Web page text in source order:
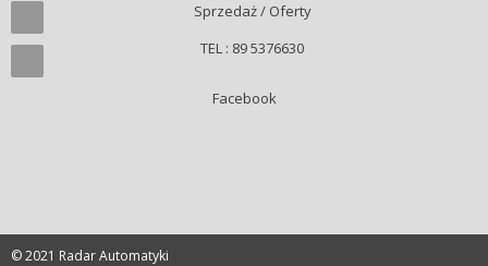
Sprzedaż / Oferty
TEL : 89 5376630
Facebook
© 2021 Radar Automatyki